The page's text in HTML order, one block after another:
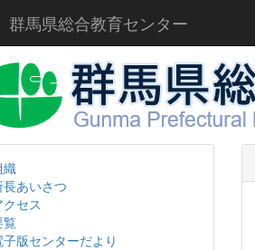
群馬県総合教育センター
織
長あいさつ
クセス
覧
子版センターだより